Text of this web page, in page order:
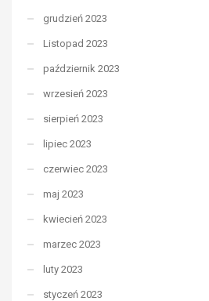
grudzień 2023
Listopad 2023
październik 2023
wrzesień 2023
sierpień 2023
lipiec 2023
czerwiec 2023
maj 2023
kwiecień 2023
marzec 2023
luty 2023
styczeń 2023